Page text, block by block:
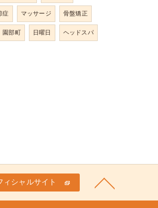
症
マッサージ
骨盤矯正
園部町 日曜日
ヘッドスパ
ィシャルサイト